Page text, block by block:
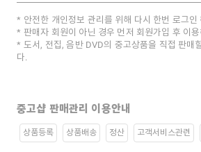
안전한 개인정보 관리를 위해 다시 한번 로그인
판매자 회원이 아닌 경우 먼저 회원가입 후 이
도서, 전집, 음반 DVD의 중고상품을 직접 판매
다.
중고샵 판매관리 이용안내
상품등록 상품배송 정산 고객서비스관련